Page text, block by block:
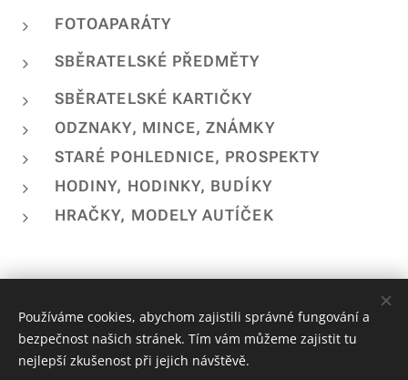
FOTOAPARÁTY
SBĚRATELSKÉ PŘEDMĚTY
SBĚRATELSKÉ KARTIČKY
ODZNAKY, MINCE, ZNÁMKY
STARÉ POHLEDNICE, PROSPEKTY
HODINY, HODINKY, BUDÍKY
HRAČKY, MODELY AUTÍČEK
Používáme cookies, abychom zajistili správné fungování a
bezpečnost našich stránek. Tím vám můžeme zajistit tu
nejlepší zkušenost při jejich návštěvě.